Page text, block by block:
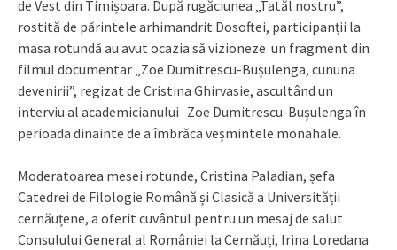
de Vest din Timișoara. După rugăciunea „Tatăl nostru”,
rostită de părintele arhimandrit Dosoftei, participanții la
masa rotundă au avut ocazia să vizioneze un fragment din
filmul documentar „Zoe Dumitrescu-Bușulenga, cununa
devenirii”, regizat de Cristina Ghirvasie, ascultând un
interviu al academicianului Zoe Dumitrescu-Bușulenga în
perioada dinainte de a îmbrăca veșmintele monahale.
Moderatoarea mesei rotunde, Cristina Paladian, șefa
Catedrei de Filologie Română și Clasică a Universității
cernăuțene, a oferit cuvântul pentru un mesaj de salut
Consulului General al României la Cernăuți, Irina Loredana